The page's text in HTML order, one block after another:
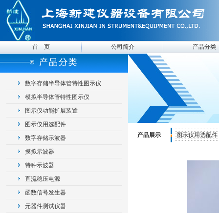
首 页 公司简介 产品分类
数字存储半导体管特性图示仪
模拟半导体管特性图示仪
图示仪功能扩展装置
图示仪用选配件
数字存储示波器
摸拟示波器
特种示波器
直流稳压电源
函数信号发生器
元器件测试仪器
产品展示 图示仪用选配件